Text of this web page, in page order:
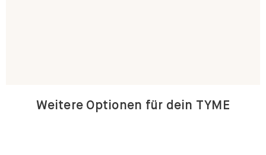
Weitere Optionen für dein TYME